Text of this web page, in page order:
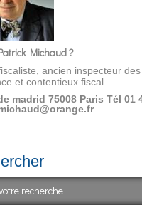
Michaud ?
ancien inspecteur des
et contentieux fiscal.
madrid 75008 Paris Tél 01